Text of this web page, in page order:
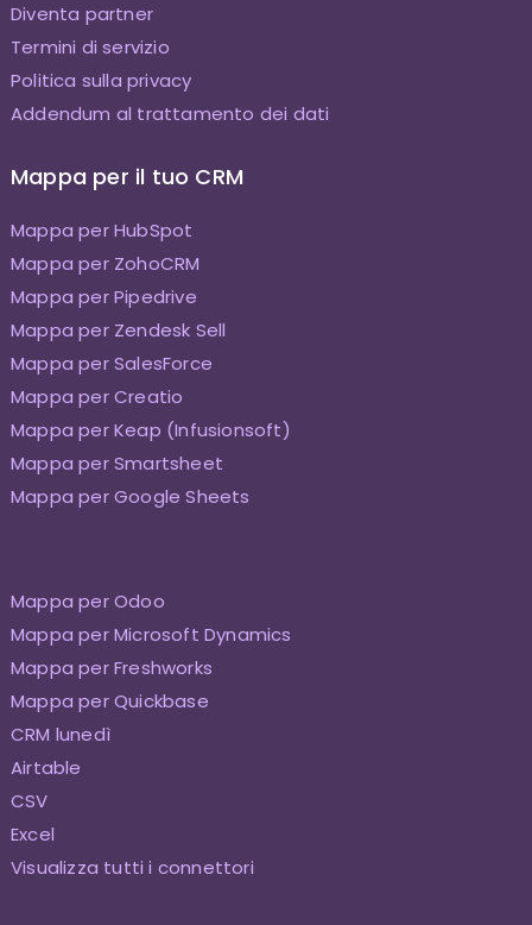
Diventa partner
Termini di servizio
Politica sulla privacy
Addendum al trattamento dei dati
Mappa per il tuo CRM
Mappa per HubSpot
Mappa per ZohoCRM
Mappa per Pipedrive
Mappa per Zendesk Sell
Mappa per SalesForce
Mappa per Creatio
Mappa per Keap (Infusionsoft)
Mappa per Smartsheet
Mappa per Google Sheets
Mappa per Odoo
Mappa per Microsoft Dynamics
Mappa per Freshworks
Mappa per Quickbase
CRM lunedì
Airtable
CSV
Excel
Visualizza tutti i connettori